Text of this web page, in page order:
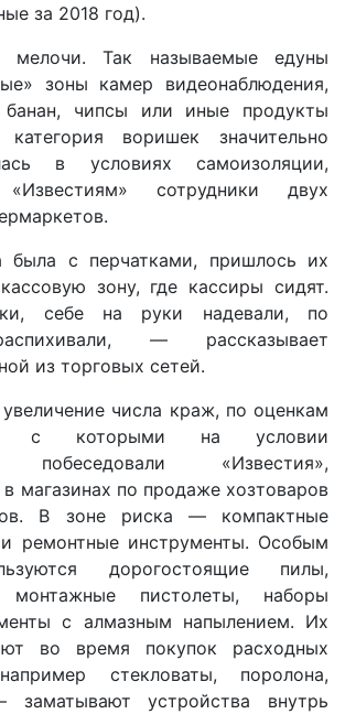
за 2018 год).
Так называемые едуны
зоны камер видеонаблюдения,
банан, чипсы или иные продукты
воришек значительно
в условиях самоизоляции,
«Известиям» сотрудники двух
с перчатками, пришлось их
зону, где кассиры сидят.
себе на руки надевали, по
— рассказывает
из торговых сетей.
числа краж, по оценкам
с которыми на условии
побеседовали «Известия»,
магазинах по продаже хозтоваров
В зоне риска — компактные
ремонтные инструменты. Особым
дорогостоящие пилы,
монтажные пистолеты, наборы
с алмазным напылением. Их
во время покупок расходных
стекловаты, поролона,
заматывают устройства внутрь